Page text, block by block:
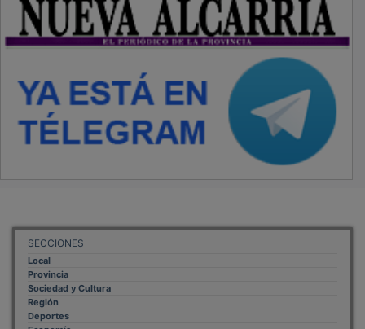
Local
Sociedad y Cultura
Región
Deportes
Economía
Opinión